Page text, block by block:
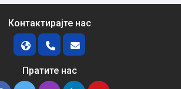
Контактирајте нас
Пратите нас